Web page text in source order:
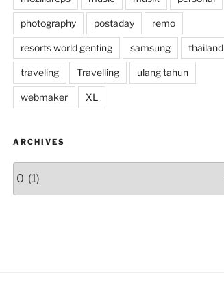
photography postaday remo
resorts world genting samsung thailand
traveling Travelling ulang tahun
webmaker XL
ARCHIVES